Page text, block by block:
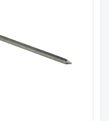
Kebab Spyd Potis